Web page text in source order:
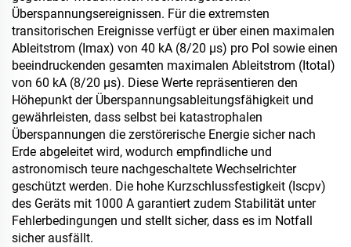
Überspannungsereignissen. Für die extremsten
transitorischen Ereignisse verfügt er über einen maximalen
Ableitstrom (Imax) von 40 kA (8/20 µs) pro Pol sowie einen
beeindruckenden gesamten maximalen Ableitstrom (Itotal)
von 60 kA (8/20 µs). Diese Werte repräsentieren den
Höhepunkt der Überspannungsableitungsfähigkeit und
gewährleisten, dass selbst bei katastrophalen
Überspannungen die zerstörerische Energie sicher nach
Erde abgeleitet wird, wodurch empfindliche und
astronomisch teure nachgeschaltete Wechselrichter
geschützt werden. Die hohe Kurzschlussfestigkeit (Iscpv)
des Geräts mit 1000 A garantiert zudem Stabilität unter
Fehlerbedingungen und stellt sicher, dass es im Notfall
sicher ausfällt.